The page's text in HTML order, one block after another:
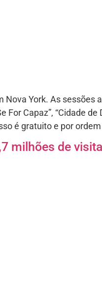
Nova York. As sessões
Capaz”, “Cidade de
é gratuito e por
milhões de